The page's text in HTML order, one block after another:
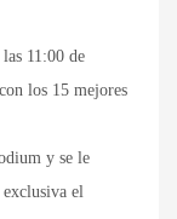
11:00 de
los 15 mejores
y se le
exclusiva el